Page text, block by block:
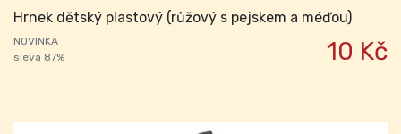
Hrnek dětský plastový (růžový s pejskem a méďou)
NOVINKA
sleva 87%
10 Kč